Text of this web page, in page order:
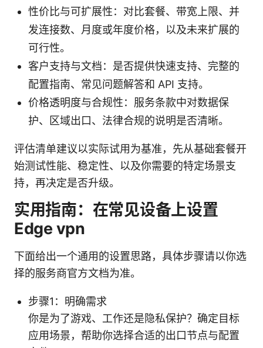
性价比与可扩展性：对比套餐、带宽上限、并
发连接数、月度或年度价格，以及未来扩展的
可行性。
客户支持与文档：是否提供快速支持、完整的
配置指南、常见问题解答和 API 支持。
价格透明度与合规性：服务条款中对数据保
护、区域出口、法律合规的说明是否清晰。
评估清单建议以实际试用为基准，先从基础套餐开
始测试性能、稳定性、以及你需要的特定场景支
持，再决定是否升级。
实用指南：在常见设备上设置
Edge vpn
下面给出一个通用的设置思路，具体步骤请以你选
择的服务商官方文档为准。
步骤1：明确需求
你是为了游戏、工作还是隐私保护？确定目标
应用场景，帮助你选择合适的出口节点与配置